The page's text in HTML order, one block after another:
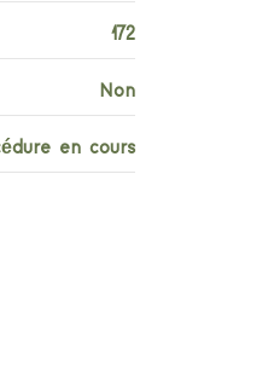
172
Non
en cours